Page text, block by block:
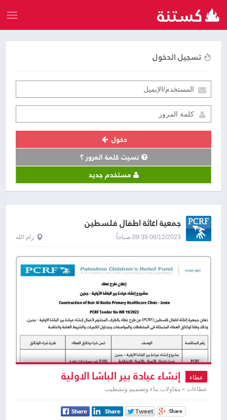
تسجيل الدخول
دخول
نسيت كلمة المرور ؟
مستخدم جديد
جمعية اغاثة اطفال فلسطين
06/12/2023 09:39 صباحاً رام الله
عطاء إنشاء عيادة بير الباشا الاولية
عطاءات » مقاولات بناء وتصميم وتشطيب